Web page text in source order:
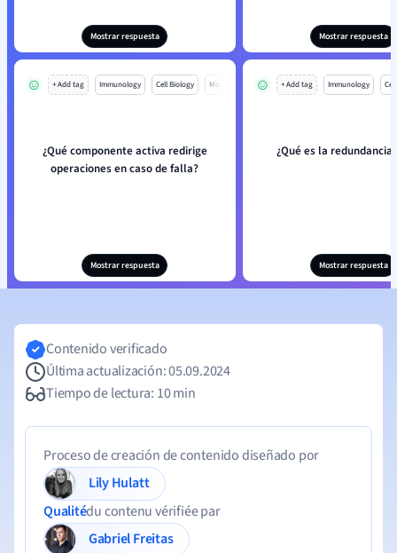
Mostrar respuesta Mostrar respuesta
+ Add tag Immunology Cell Biology Mo
¿Qué componente activa redirige
operaciones en caso de falla?
Mostrar respuesta
+ Add tag Immunology
¿Qué es la redundancia
Mostrar respuesta
Contenido verificado
Última actualización: 05.09.2024
Tiempo de lectura: 10 min
Proceso de creación de contenido diseñado por
Lily Hulatt
Qualitédu contenu vérifiée par
Gabriel Freitas